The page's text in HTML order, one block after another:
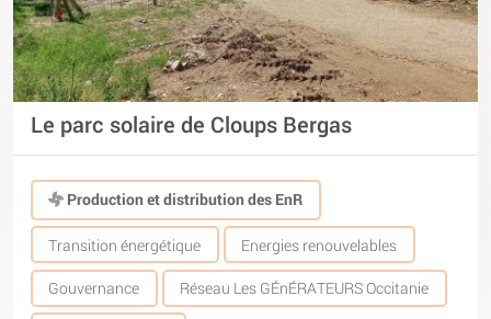
Le parc solaire de Cloups Bergas
Production et distribution des EnR
Transition énergétique Energies renouvelables
Gouvernance Réseau Les GÉnÉRATEURS Occitanie